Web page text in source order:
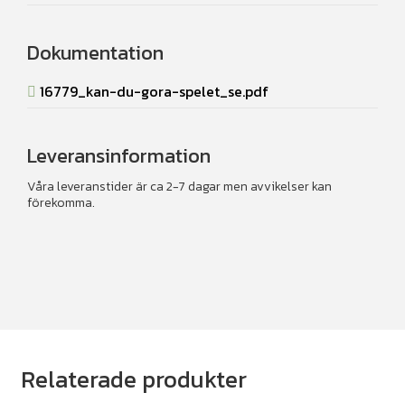
Dokumentation
16779_kan-du-gora-spelet_se.pdf
Leveransinformation
Våra leveranstider är ca 2-7 dagar men avvikelser kan
förekomma.
Relaterade produkter